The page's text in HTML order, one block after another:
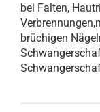
bei Falten,
brüchigen